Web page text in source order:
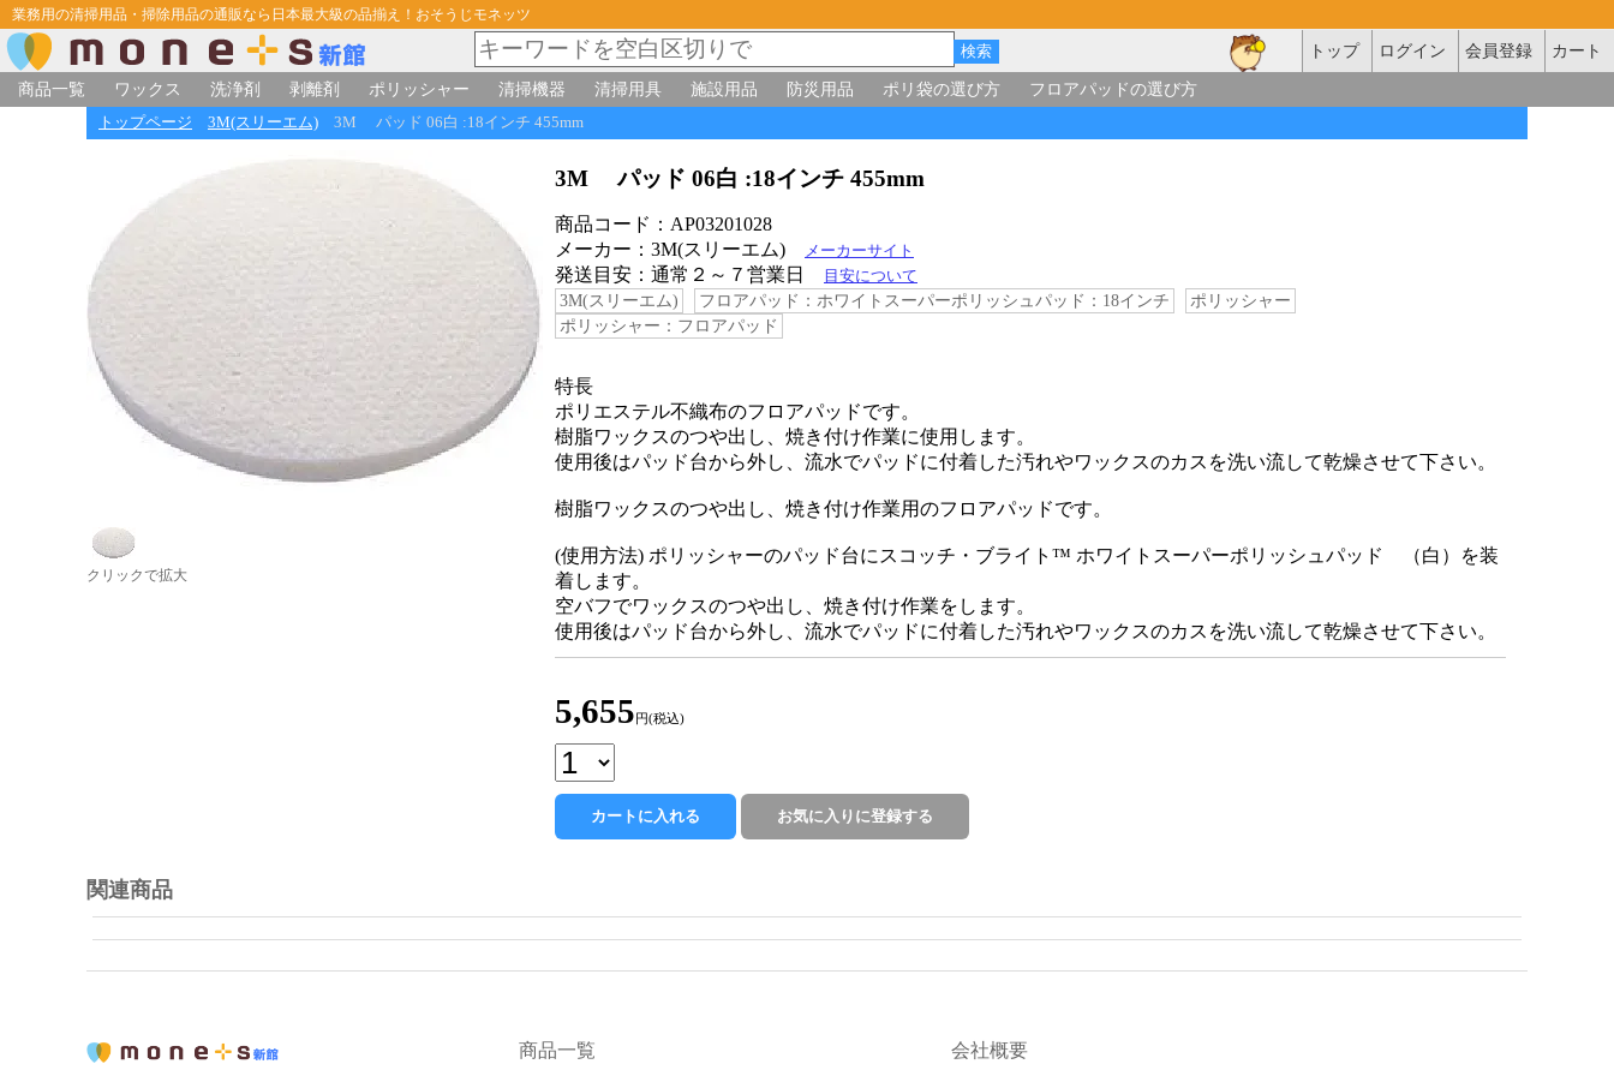
業務用の清掃用品・掃除用品の通販なら日本最大級の品揃え！おそうじモネッツ
トップ ログイン 会員登録
カート
商品一覧
ワックス 洗浄剤 剥離剤 ポリッシャー 清掃機器 清掃用具 施設用品 防災用品 ポリ袋の選び方 フロアパッドの選び方
トップページ 3M(スリーエム) 3M パッド 06白 :18インチ 455mm
クリックで拡大
3M パッド 06白 :18インチ 455mm
商品コード：AP03201028
メーカー：3M(スリーエム)
メーカーサイト
発送目安：通常２～７営業日 目安について
3M(スリーエム) フロアパッド：ホワイトスーパーポリッシュパッド：18インチ
ポリッシャー
ポリッシャー：フロアパッド
特長
ポリエステル不織布のフロアパッドです。
樹脂ワックスのつや出し、焼き付け作業に使用します。
使用後はパッド台から外し、流水でパッドに付着した汚れやワックスのカスを洗い流して乾燥させて下さい。
樹脂ワックスのつや出し、焼き付け作業用のフロアパッドです。
(使用方法) ポリッシャーのパッド台にスコッチ・ブライト™ ホワイトスーパーポリッシュパッド （白）を装
着します。
空バフでワックスのつや出し、焼き付け作業をします。
使用後はパッド台から外し、流水でパッドに付着した汚れやワックスのカスを洗い流して乾燥させて下さい。
5,655 円(税込)
関連商品
商品一覧 会社概要